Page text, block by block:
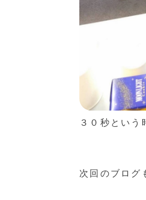
３０秒という
次回のブログ